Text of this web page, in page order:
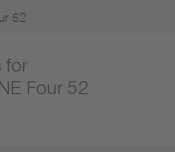
52
for
Four 52